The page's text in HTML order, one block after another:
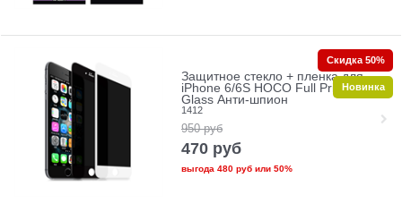
Защитное стекло + пленка для
iPhone 6/6S HOCO Full Privacy
Glass Анти-шпион
1412
950 руб
470 руб
выгода 480 рубили 50%
Скидка 50%
Новинка